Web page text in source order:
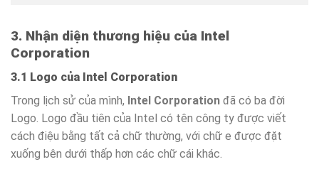
3. Nhận diện thương hiệu của Intel
Corporation
3.1 Logo của Intel Corporation
Trong lịch sử của mình, Intel Corporation đã có ba đời
Logo. Logo đầu tiên của Intel có tên công ty được viết
cách điệu bằng tất cả chữ thường, với chữ e được đặt
xuống bên dưới thấp hơn các chữ cái khác.